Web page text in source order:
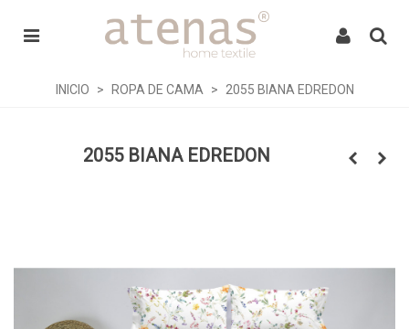
INICIO > ROPA DE CAMA > 2055 BIANA EDREDON
2055 BIANA EDREDON